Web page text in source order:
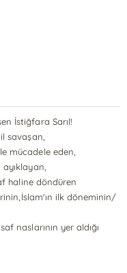
İstiğfara Sarıl!
savaşan,
mücadele eden,
haline döndüren
ilk döneminin/
naslarının yer aldığı